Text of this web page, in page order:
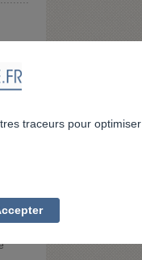
traceurs pour optimiser